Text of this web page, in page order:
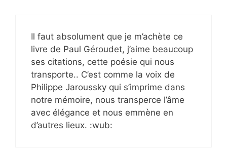
Il faut absolument que je m’achète ce
livre de Paul Géroudet, j’aime beaucoup
ses citations, cette poésie qui nous
transporte.. C’est comme la voix de
Philippe Jaroussky qui s’imprime dans
notre mémoire, nous transperce l’âme
avec élégance et nous emmène en
d’autres lieux. :wub: